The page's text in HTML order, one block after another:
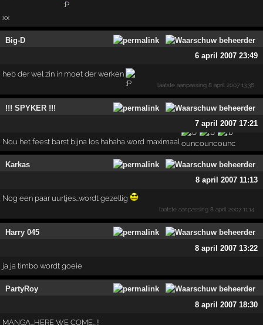
xx
Big-D
6 april 2007 23:49
heb der wel zin in moet der werken
laatste aanpassing8 april 2007 13:36
!!! SPYKER !!!
7 april 2007 17:21
Nou het feest barst bijna los hahaha word maximaal
Karkas
8 april 2007 11:13
Nog een paar uurtjes...wordt gezellig
laatste aanpassing8 april 2007 11:14
Harry 045
8 april 2007 13:22
ja ja timbo wordt goeie
PartyRoy
8 april 2007 18:30
MANGA...HERE WE COME...!!